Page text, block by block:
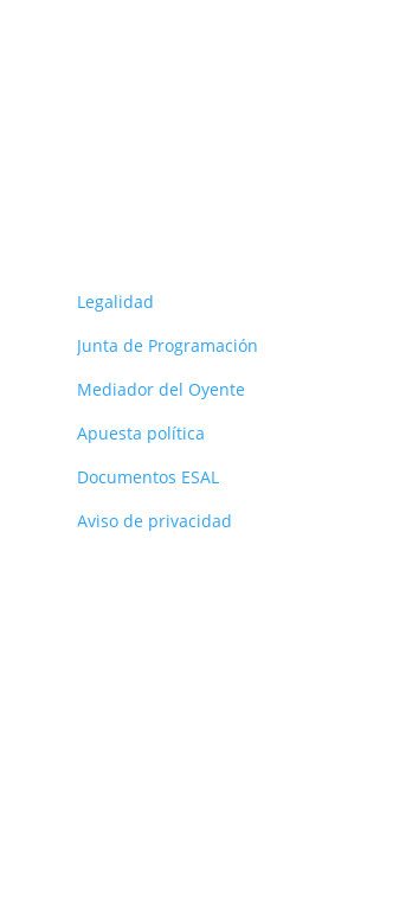
Legalidad
Junta de Programación
Mediador del Oyente
Apuesta política
Documentos ESAL
Aviso de privacidad